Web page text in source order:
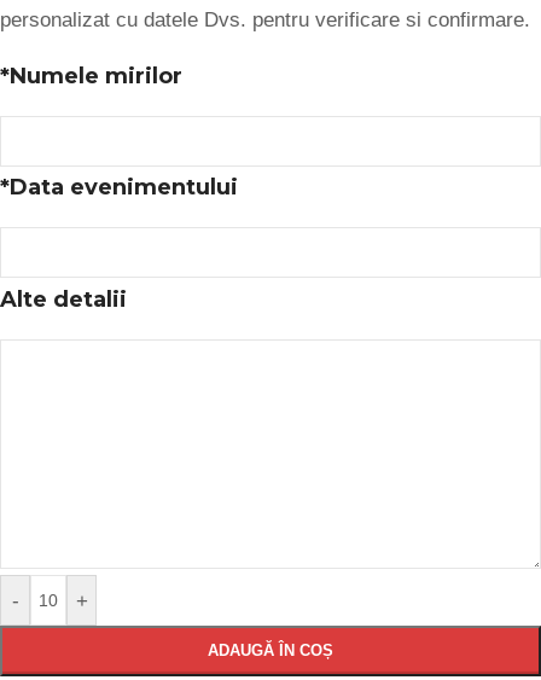
personalizat cu datele Dvs. pentru verificare si confirmare.
*Numele mirilor
*Data evenimentului
Alte detalii
- +
ADAUGĂ ÎN COȘ